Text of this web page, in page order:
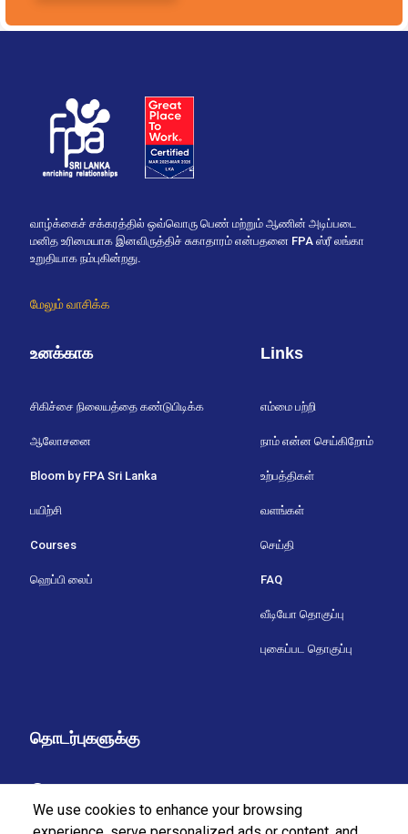
வாழ்க்கைச் சக்கரத்தில் ஒவ்வொரு பெண் மற்றும் ஆணின் அடிப்படை
மனித உரிமையாக இனவிருத்திச் சுகாதாரம் என்பதனை FPA ஸ்ரீ லங்கா
உறுதியாக நம்புகின்றது.
மேலும் வாசிக்க
உனக்காக
சிகிச்சை நிலையத்தை கண்டுபிடிக்க
ஆலோசனை
Bloom by FPA Sri Lanka
பயிற்சி
Courses
ஹெப்பி லைப்
Links
எம்மை பற்றி
நாம் என்ன செய்கிறோம்
உற்பத்திகள்
வளங்கள்
செய்தி
FAQ
வீடியோ தொகுப்பு
புகைப்பட தொகுப்பு
தொடர்புகளுக்கு
கொழும்பு 7,
We use cookies to enhance your browsing